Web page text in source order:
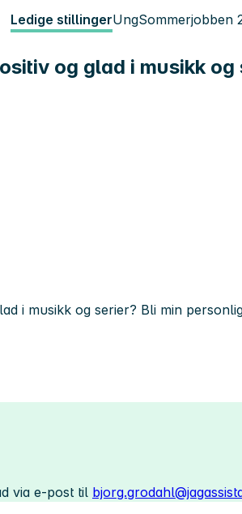
Ledige stillingerUngSommerjobben
og glad i musikk
i musikk og serier? Bli min
via e-post til